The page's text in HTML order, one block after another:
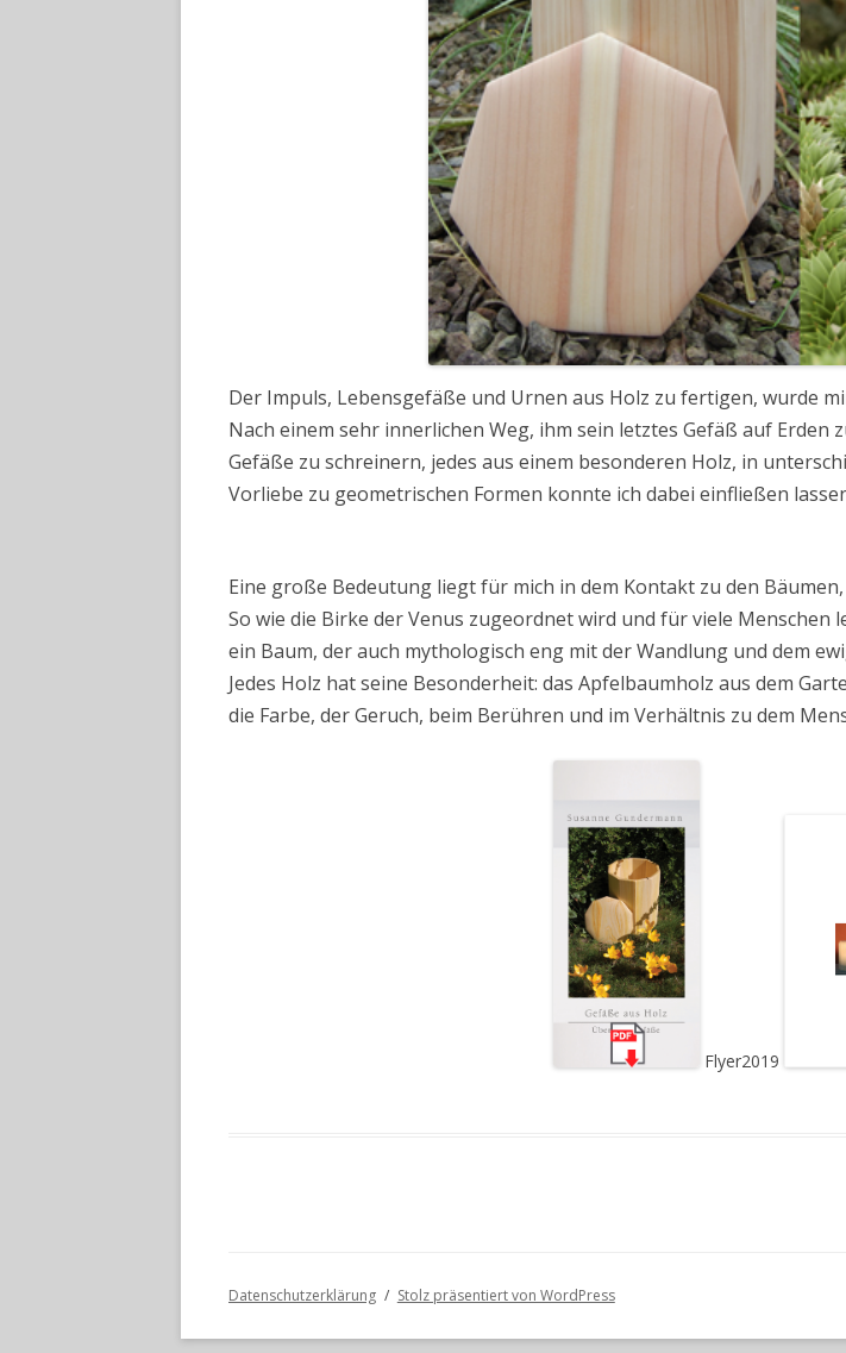
Der Impuls, Lebensgefäße und Urnen aus Holz zu fertigen, wurde
Nach einem sehr innerlichen Weg, ihm sein letztes Gefäß auf
Gefäße zu schreinern, jedes aus einem besonderen Holz, in
Vorliebe zu geometrischen Formen konnte ich dabei einfließen
Eine große Bedeutung liegt für mich in dem Kontakt zu den
So wie die Birke der Venus zugeordnet wird und für viele
ein Baum, der auch mythologisch eng mit der Wandlung und dem
Jedes Holz hat seine Besonderheit: das Apfelbaumholz aus dem
die Farbe, der Geruch, beim Berühren und im Verhältnis zu dem
Flyer2019
Datenschutzerklärung Stolz präsentiert von WordPress